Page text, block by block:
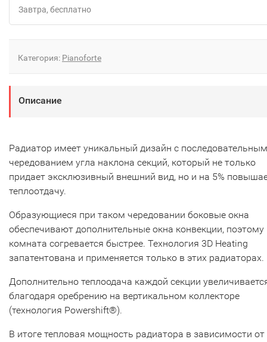
Завтра
Бесплатно
Категория: Pianoforte
Описание
Радиатор имеет уникальный дизайн с последовательным
чередованием угла наклона секций, который не только
придает эксклюзивный внешний вид, но и на 5%
теплоотдачу.
Образующиеся при таком чередовании боковые окна
обеспечивают дополнительные окна конвекции, поэтому
комната согревается быстрее. Технология 3D Heating
запатентована и применяется только в этих радиаторах.
Дополнительно теплоодача каждой секции
благодаря оребрению на вертикальном коллекторе
(технология Powershift®).
В итоге тепловая мощность радиатора в зависимости от